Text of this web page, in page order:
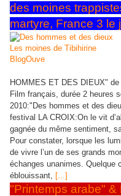
des moines
martyre, France 3 le
HOMMES ET DES DIEUX" de
Film français, durée 2 heures
2010:"Des hommes et des
festival
LA CROIX:On le vit
gagnée du même sentiment,
Pour constater, lorsque les
de vivre l’un de ses grands
échanges unanimes. Quelque
éblouissant,
[...]
"Printemps arabe"